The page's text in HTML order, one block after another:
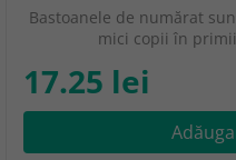
Bastoanele de numărat
mici copii în
17.25 lei